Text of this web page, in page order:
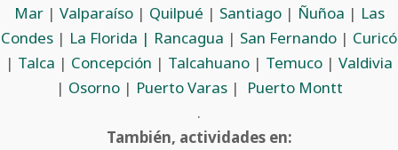
Mar| Valparaíso| Quilpué | Santiago| Ñuñoa | Las
Condes | La Florida | Rancagua | San Fernando | Curicó
| Talca | Concepción | Talcahuano | Temuco | Valdivia
| Osorno| Puerto Varas|
Puerto Montt
.
También, actividades en: